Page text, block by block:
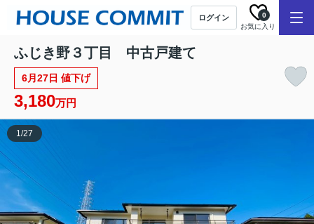
ログイン
お気に入り
0
ふじき野３丁目 中古戸建て
6月27日 値下げ
3,180万円
1/27